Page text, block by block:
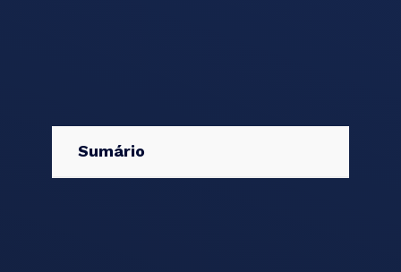
Sumário